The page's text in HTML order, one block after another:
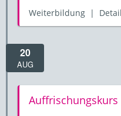
Weiterbildung |
20
AUG